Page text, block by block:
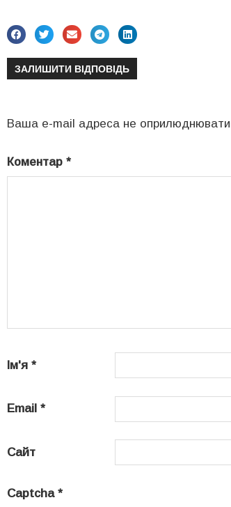
ЗАЛИШИТИ ВІДПОВІДЬ
Ваша e-mail адреса не
Коментар *
Ім'я *
Email *
Сайт
Captcha *